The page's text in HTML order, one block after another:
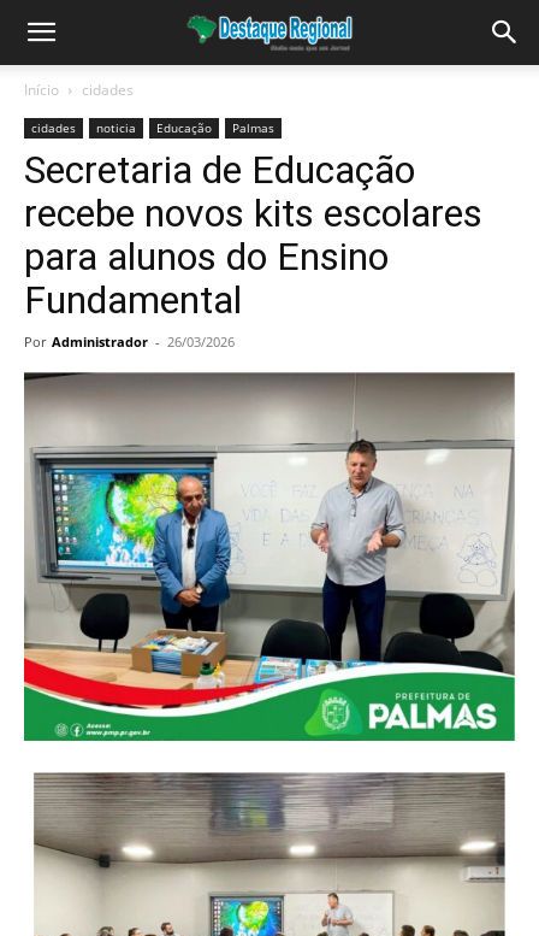
Início cidades
cidades noticia Educação Palmas
Secretaria de Educação
recebe novos kits escolares
para alunos do Ensino
Fundamental
Por Administrador - 26/03/2026